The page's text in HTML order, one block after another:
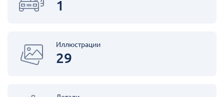
1
Иллюстрации
29